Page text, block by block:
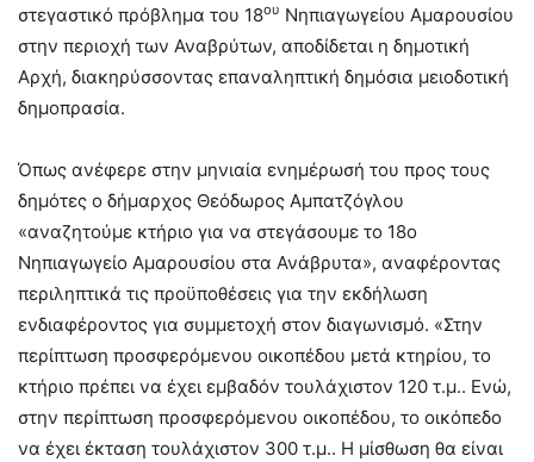
στεγαστικό πρόβλημα του 18ου Νηπιαγωγείου Αμαρουσίου
στην περιοχή των Αναβρύτων, αποδίδεται η δημοτική
Αρχή, διακηρύσσοντας επαναληπτική δημόσια μειοδοτική
δημοπρασία.
Όπως ανέφερε στην μηνιαία ενημέρωσή του προς τους
δημότες ο δήμαρχος Θεόδωρος Αμπατζόγλου
«αναζητούμε κτήριο για να στεγάσουμε το 18ο
Νηπιαγωγείο Αμαρουσίου στα Ανάβρυτα», αναφέροντας
περιληπτικά τις προϋποθέσεις για την εκδήλωση
ενδιαφέροντος για συμμετοχή στον διαγωνισμό. «Στην
περίπτωση προσφερόμενου οικοπέδου μετά κτηρίου, το
κτήριο πρέπει να έχει εμβαδόν τουλάχιστον 120 τ.μ.. Ενώ,
στην περίπτωση προσφερόμενου οικοπέδου, το οικόπεδο
να έχει έκταση τουλάχιστον 300 τ.μ.. Η μίσθωση θα είναι